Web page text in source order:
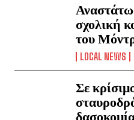
σχολική
του
LOCAL NEWS
Σε